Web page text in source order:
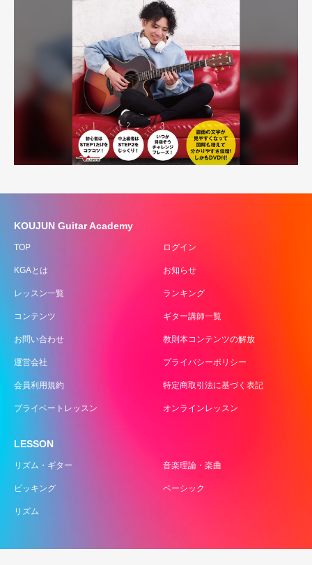
KOUJUN Guitar Academy
TOP ログイン
KGAとは お知らせ
レッスン一覧 ランキング
コンテンツ ギター講師一覧
お問い合わせ 教則本コンテンツの解放
運営会社 プライバシーポリシー
会員利用規約 特定商取引法に基づく表記
プライベートレッスン オンラインレッスン
LESSON
リズム・ギター 音楽理論・楽曲
ピッキング ベーシック
リズム